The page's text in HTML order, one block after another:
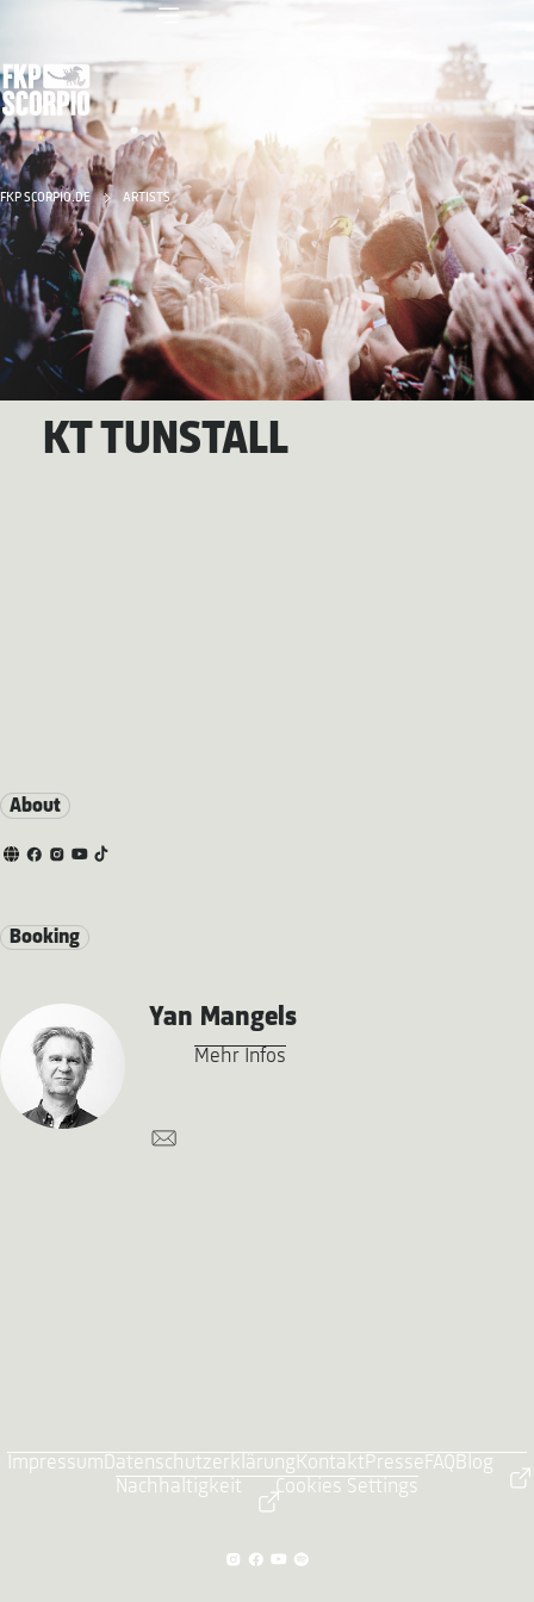
FKP SCORPIO.DE ARTISTS
KT TUNSTALL
About
Booking
Yan Mangels
Mehr Infos
ImpressumDatenschutzerklärungKontaktPresse FAQBlog
Nachhaltigkeit
Cookies Settings